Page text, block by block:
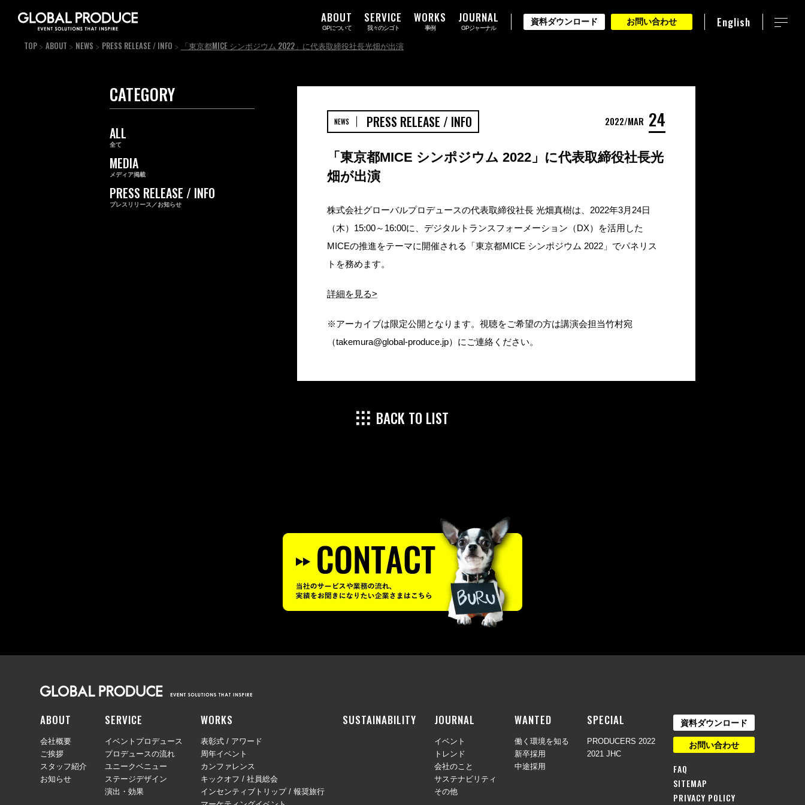
ABOUT
GPについて
SERVICE
我々のシゴト
WORKS
事例
JOURNAL
GPジャーナル
資料ダウンロード お問い合わせ English
TOP ABOUT NEWS PRESS RELEASE / INFO 「東京都MICE シンポジウム 2022」に代表取締役社長光畑が出演
「東京都MICE シンポジウム 2022」に代表取締役社長光
畑が出演
株式会社グローバルプロデュースの代表取締役社長 光畑真樹は、2022年3月24日
（木）15:00～16:00に、デジタルトランスフォーメーション（DX）を活用した
MICEの推進をテーマに開催される「東京都MICE シンポジウム 2022」でパネリス
トを務めます。
詳細を見る>
※アーカイブは限定公開となります。視聴をご希望の方は講演会担当竹村宛
（takemura@global-produce.jp）にご連絡ください。
NEWS PRESS RELEASE / INFO 2022 MAR 24
CATEGORY
ALL
全て
MEDIA
メディア掲載
PRESS RELEASE / INFO
プレスリリース／お知らせ
BACK TO LIST
ABOUT
会社概要
ご挨拶
スタッフ紹介
お知らせ
SERVICE
イベントプロデュース
プロデュースの流れ
ユニークベニュー
ステージデザイン
演出・効果
WORKS
表彰式 / アワード
周年イベント
カンファレンス
キックオフ / 社員総会
インセンティブトリップ / 報奨旅行
SUSTAINABILITY JOURNAL
イベント
トレンド
会社のこと
サステナビリティ
その他
WANTED
働く環境を知る
新卒採用
中途採用
SPECIAL
PRODUCERS 2022
2021 JHC
資料ダウンロード
お問い合わせ
FAQ
SITEMAP
PRIVACY POLICY